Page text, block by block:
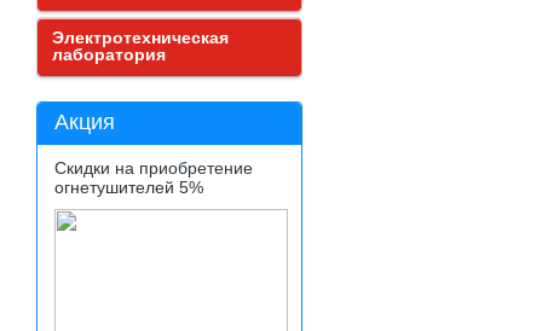
Электротехническая
лаборатория
Акция
Скидки на приобретение
огнетушителей 5%